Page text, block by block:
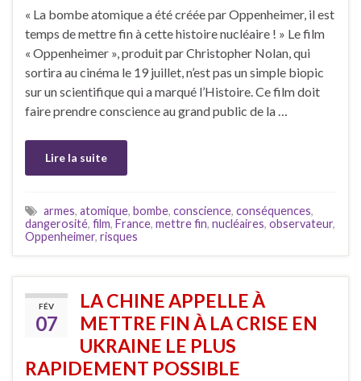
« La bombe atomique a été créée par Oppenheimer, il est
temps de mettre fin à cette histoire nucléaire ! » Le film
« Oppenheimer », produit par Christopher Nolan, qui
sortira au cinéma le 19 juillet, n’est pas un simple biopic
sur un scientifique qui a marqué l’Histoire. Ce film doit
faire prendre conscience au grand public de la …
Lire la suite
armes, atomique, bombe, conscience, conséquences,
dangerosité, film, France, mettre fin, nucléaires, observateur,
Oppenheimer, risques
FÉV
07
LA CHINE APPELLE À
METTRE FIN À LA CRISE EN
UKRAINE LE PLUS
RAPIDEMENT POSSIBLE